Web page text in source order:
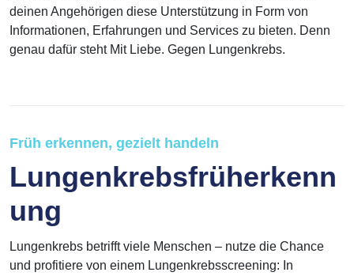
deinen Angehörigen diese Unterstützung in Form von
Informationen, Erfahrungen und Services zu bieten. Denn
genau dafür steht Mit Liebe. Gegen Lungenkrebs.
Früh erkennen, gezielt handeln
Lungenkrebsfrüherkenn
ung
Lungenkrebs betrifft viele Menschen – nutze die Chance
und profitiere von einem Lungenkrebsscreening: In